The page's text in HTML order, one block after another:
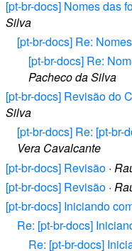
[pt-br-docs] Nomes das
Silva
[pt-br-docs] Re:
[pt-br-docs] Re:
Pacheco da Silva
[pt-br-docs] Revisão do
Silva
[pt-br-docs] Re: [pt-
Vera Cavalcante
[pt-br-docs] Revisão ·
[pt-br-docs] Revisão ·
[pt-br-docs] Iniciando
Re: [pt-br-docs]
Re: [pt-br-docs]